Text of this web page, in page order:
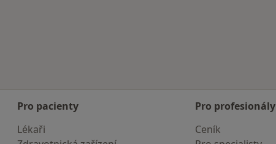
Pro pacienty
Lékaři
Pro profesionály
Ceník